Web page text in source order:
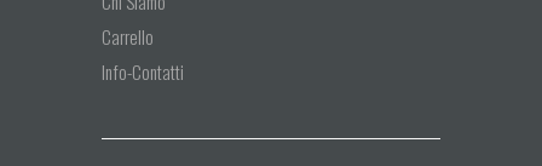
Carrello
Info-Contatti